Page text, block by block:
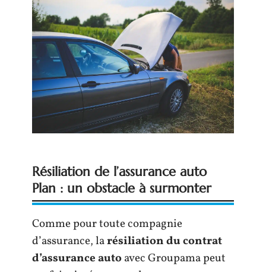
Résiliation de l’assurance auto
Plan : un obstacle à surmonter
Comme pour toute compagnie
d’assurance, larésiliation du contrat
d’assurance autoavec Groupama peut